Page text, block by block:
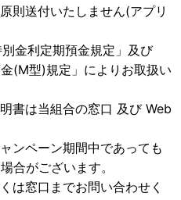
則送付いたしません(アプリ
金利定期預金規定」及び
(M型)規定」によりお取扱い
書は当組合の窓口 及び Web
ンペーン期間中であっても
合がございます。
は窓口までお問い合わせく